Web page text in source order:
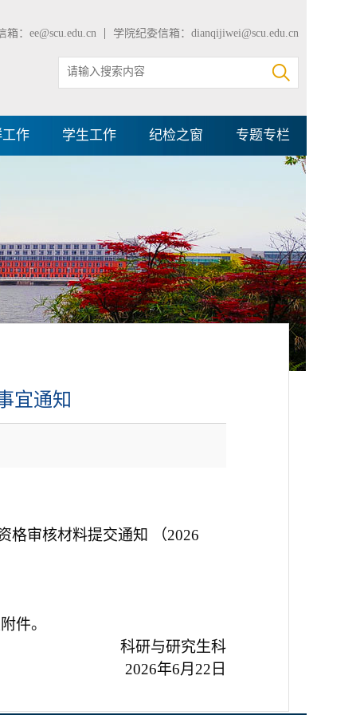
箱：ee@scu.edu.cn 学院纪委信箱：dianqijiwei@scu.edu.cn
作 学生工作 纪检之窗 专题专栏
宜通知
格审核材料提交通知 （2026
件。
科研与研究生科
2026年6月 22 日